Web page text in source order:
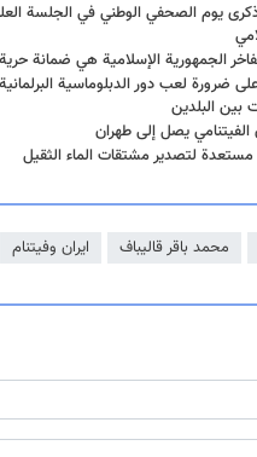
ذكرى يوم الصحفي الوطني في الجلسة
الجمهورية الإسلامية هي ضمانة حرية
ضرورة لعب دور الدبلوماسية
بين البلدين
الفيتنامي يصل إلى طهران
مستعدة لتصدير مشتقات الماء الثقيل
محمد باقر قاليباف ايران وفيتنام